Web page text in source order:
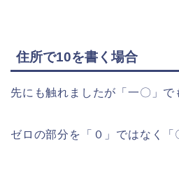
住所で10を書く場合
先にも触れましたが「一〇」で
ゼロの部分を「０」ではなく「